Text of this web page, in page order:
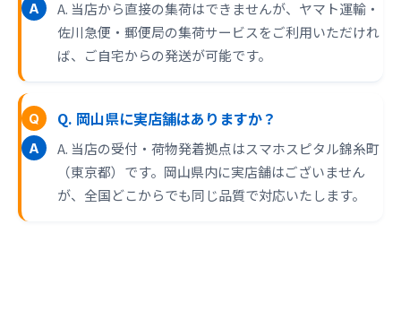
A. 当店から直接の集荷はできませんが、ヤマト運輸・
佐川急便・郵便局の集荷サービスをご利用いただけれ
ば、ご自宅からの発送が可能です。
Q. 岡山県に実店舗はありますか？
A. 当店の受付・荷物発着拠点はスマホスピタル錦糸町
（東京都）です。岡山県内に実店舗はございません
が、全国どこからでも同じ品質で対応いたします。